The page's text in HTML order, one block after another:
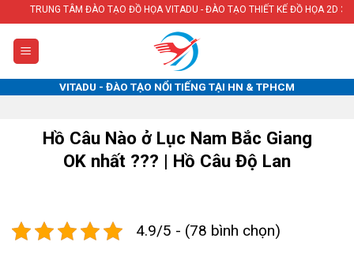
to
content
ĐÀO TẠO ĐỒ HỌA VITADU - ĐÀO TẠO THIẾT KẾ ĐỒ HỌA 2D 3D, THIẾT KẾ
VITADU - ĐÀO TẠO NỔI TIẾNG TẠI HN & TPHCM
Hồ Câu Nào ở Lục Nam Bắc Giang
OK nhất ??? | Hồ Câu Độ Lan
4.9/5 - (78 bình chọn)